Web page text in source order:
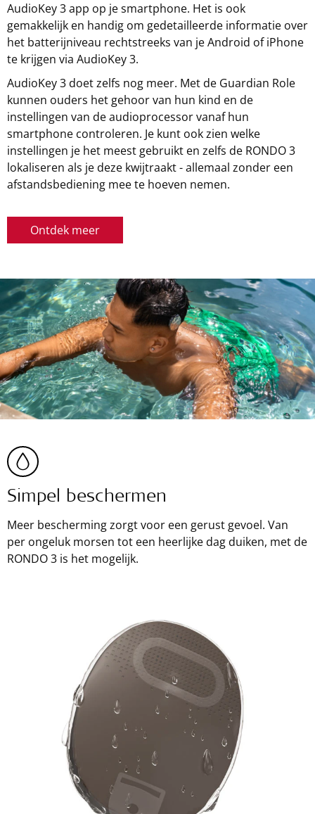
AudioKey 3 app op je smartphone. Het is ook
gemakkelijk en handig om gedetailleerde informatie over
het batterijniveau rechtstreeks van je Android of iPhone
te krijgen via AudioKey 3.
AudioKey 3 doet zelfs nog meer. Met de Guardian Role
kunnen ouders het gehoor van hun kind en de
instellingen van de audioprocessor vanaf hun
smartphone controleren. Je kunt ook zien welke
instellingen je het meest gebruikt en zelfs de RONDO 3
lokaliseren als je deze kwijtraakt - allemaal zonder een
afstandsbediening mee te hoeven nemen.
Ontdek meer
Simpel beschermen
Meer bescherming zorgt voor een gerust gevoel. Van
per ongeluk morsen tot een heerlijke dag duiken, met de
RONDO 3 is het mogelijk.